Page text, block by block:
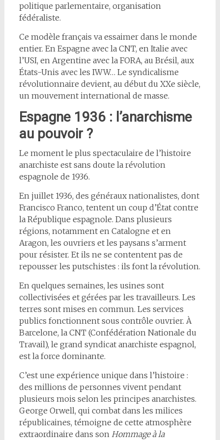
politique parlementaire, organisation
fédéraliste.
Ce modèle français va essaimer dans le monde
entier. En Espagne avec la CNT, en Italie avec
l’USI, en Argentine avec la FORA, au Brésil, aux
États-Unis avec les IWW… Le syndicalisme
révolutionnaire devient, au début du XXe siècle,
un mouvement international de masse.
Espagne 1936 : l’anarchisme
au pouvoir ?
Le moment le plus spectaculaire de l’histoire
anarchiste est sans doute la révolution
espagnole de 1936.
En juillet 1936, des généraux nationalistes, dont
Francisco Franco, tentent un coup d’État contre
la République espagnole. Dans plusieurs
régions, notamment en Catalogne et en
Aragon, les ouvriers et les paysans s’arment
pour résister. Et ils ne se contentent pas de
repousser les putschistes : ils font la révolution.
En quelques semaines, les usines sont
collectivisées et gérées par les travailleurs. Les
terres sont mises en commun. Les services
publics fonctionnent sous contrôle ouvrier. À
Barcelone, la CNT (Confédération Nationale du
Travail), le grand syndicat anarchiste espagnol,
est la force dominante.
C’est une expérience unique dans l’histoire :
des millions de personnes vivent pendant
plusieurs mois selon les principes anarchistes.
George Orwell, qui combat dans les milices
républicaines, témoigne de cette atmosphère
extraordinaire dans son Hommage à la